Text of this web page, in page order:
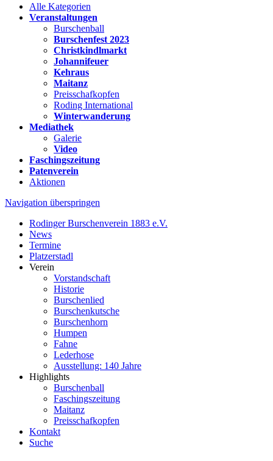
Alle Kategorien
Veranstaltungen
Burschenball
Burschenfest 2023
Christkindlmarkt
Johannifeuer
Kehraus
Maitanz
Preisschafkopfen
Roding International
Winterwanderung
Mediathek
Galerie
Video
Faschingszeitung
Patenverein
Aktionen
Navigation überspringen
Rodinger Burschenverein 1883 e.V.
News
Termine
Platzerstadl
Verein
Vorstandschaft
Historie
Burschenlied
Burschenkutsche
Burschenhorn
Humpen
Fahne
Lederhose
Ausstellung: 140 Jahre
Highlights
Burschenball
Faschingszeitung
Maitanz
Preisschafkopfen
Kontakt
Suche